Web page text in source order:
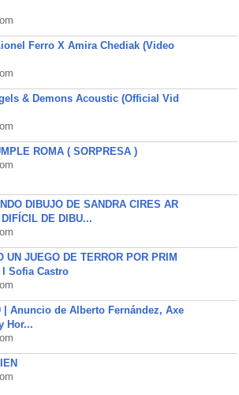
Ferro X Amira Chediak (Video
& Demons Acoustic (Official Vid
ROMA ( SORPRESA )
DIBUJO DE SANDRA CIRES AR
DE DIBU...
UN JUEGO DE TERROR POR PRIM
l Sofia Castro
| Anuncio de Alberto Fernández, Axe
Hor...